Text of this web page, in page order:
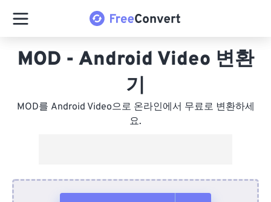
MOD - Android Video 변환
기
MOD를 Android Video으로 온라인에서 무료로 변환하세
요.